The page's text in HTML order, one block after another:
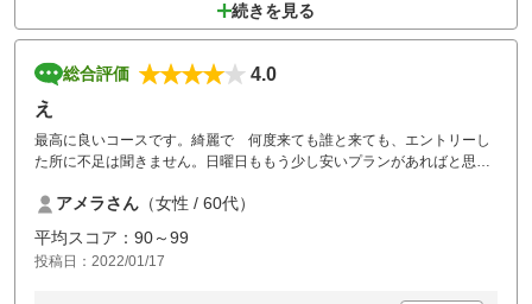
続きを見る
総合評価
4.0
え
最高に良いコースです。綺麗で 何度来ても誰と来ても、エントリーし
た所に不足は聞きません。日曜日ももう少し安いプランがあればと思い
アメラさん （女性 / 60代）
平均スコア：90～99
投稿日：2022/01/17